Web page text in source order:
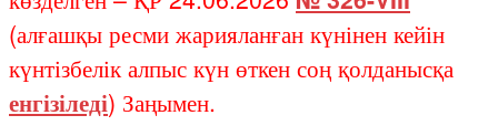
(алғашқы ресми жарияланған күнінен кейін
күнтізбелік алпыс күн өткен соң қолданысқа
енгізіледі) Заңымен.